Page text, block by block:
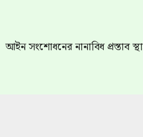
আইন সংশোধনের নানাবিধ প্রস্তাব